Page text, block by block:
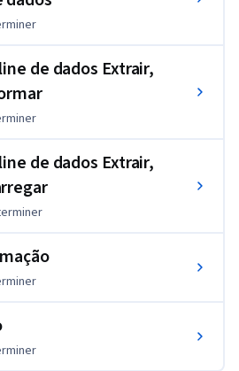
de dados Extrair,
de dados Extrair,